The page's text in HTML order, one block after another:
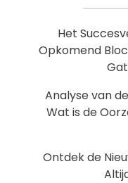
Het
Opkomend
Analyse van
Wat is de
Ontdek de